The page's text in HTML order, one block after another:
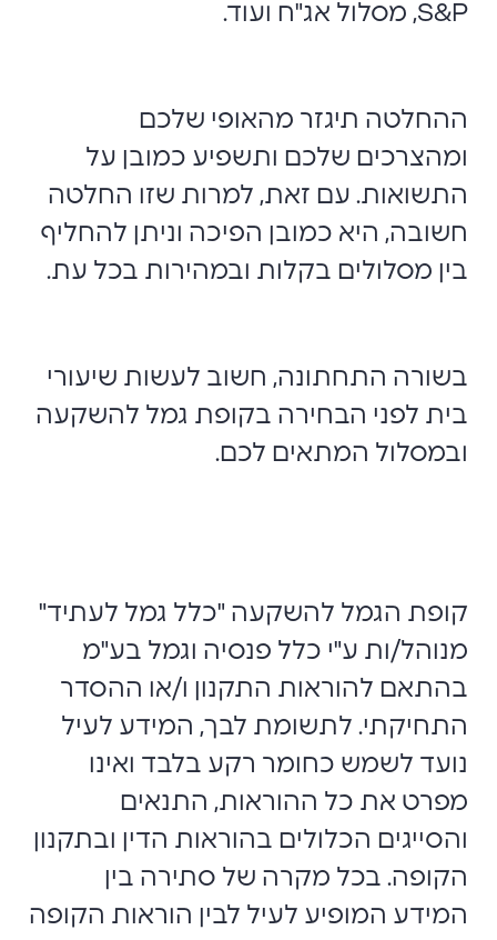
S&P, מסלול אג"ח ועוד.
ההחלטה תיגזר מהאופי שלכם
ומהצרכים שלכם ותשפיע כמובן על
התשואות. עם זאת, למרות שזו החלטה
חשובה, היא כמובן הפיכה וניתן להחליף
בין מסלולים בקלות ובמהירות בכל עת.
בשורה התחתונה, חשוב לעשות שיעורי
בית לפני הבחירה בקופת גמל להשקעה
ובמסלול המתאים לכם.
קופת הגמל להשקעה "כלל גמל לעתיד"
מנוהל/ות ע"י כלל פנסיה וגמל בע"מ
בהתאם להוראות התקנון ו/או ההסדר
התחיקתי. לתשומת לבך, המידע לעיל
נועד לשמש כחומר רקע בלבד ואינו
מפרט את כל ההוראות, התנאים
והסייגים הכלולים בהוראות הדין ובתקנון
הקופה. בכל מקרה של סתירה בין
המידע המופיע לעיל לבין הוראות הקופה